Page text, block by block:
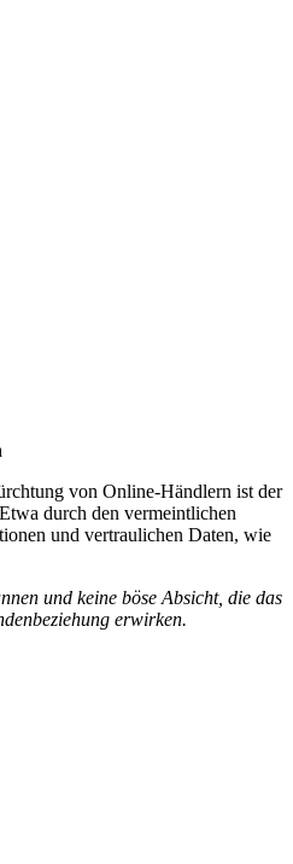
von Online-Händlern ist der
durch den vermeintlichen
und vertraulichen Daten, wie
und keine böse Absicht, die das
erwirken.